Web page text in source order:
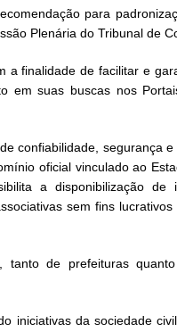
para
Plenária do Tribunal de
a finalidade de facilitar e
suas buscas nos
confiabilidade, segurança
oficial vinculado ao
a disponibilização de
sem fins
tanto de prefeituras
iniciativas da sociedade